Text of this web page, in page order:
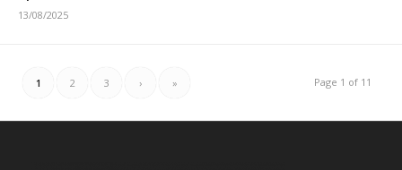
13/08/2025
Page 1 of 11
1 2 3 › »